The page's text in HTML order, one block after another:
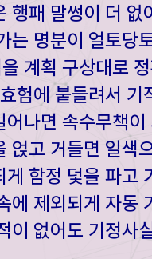
패 말썽이 더
명분이 얼토당
계획 구상대로
험에 붙들려서
나면 속수무책
고 거들면 일색
함정 덫을 파고
제외되게 자동
없어도 기정사